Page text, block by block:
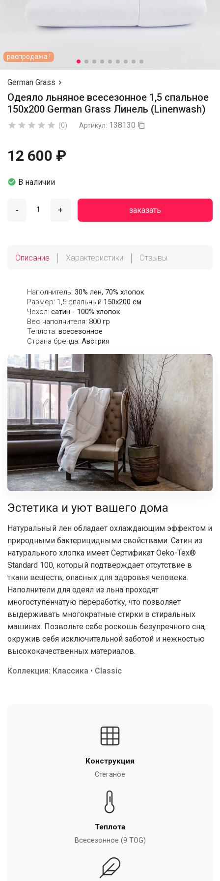
распродажа !
German Grass 
Одеяло льняное всесезонное 1,5 спальное
150х200 German Grass Линель (Linenwash)
     (0) Артикул: 138130 
12 600 ₽
 В наличии
- + заказать
Описание Характеристики Отзывы
Наполнитель: 30% лен, 70% хлопок
Размер: 1,5 спальный 150х200 см
Чехол: сатин - 100% хлопок
Вес наполнителя: 800 гр
Теплота: всесезонное
Страна бренда: Австрия
Эстетика и уют вашего дома
Натуральный лен обладает охлаждающим эффектом и
природными бактерицидными свойствами. Сатин из
натурального хлопка имеет Сертификат Oeko-Tex®
Standard 100, который подтверждает отсутствие в
ткани веществ, опасных для здоровья человека.
Наполнители для одеял из льна проходят
многоступенчатую переработку, что позволяет
выдерживать многократные стирки в стиральных
машинах. Позвольте себе роскошь безупречного сна,
окружив себя исключительной заботой и нежностью
высококачественных материалов.
Коллекция: Классика • Classic
Конструкция
Стеганое
Теплота
Всесезонное (9 TOG)